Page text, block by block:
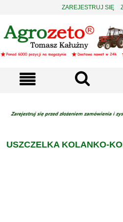
ZAREJESTRUJ SIĘ
USZCZELKA KOLANKO-